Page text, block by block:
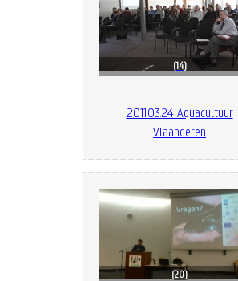
14
2011.03.24 Aquacultuur
Vlaanderen
20